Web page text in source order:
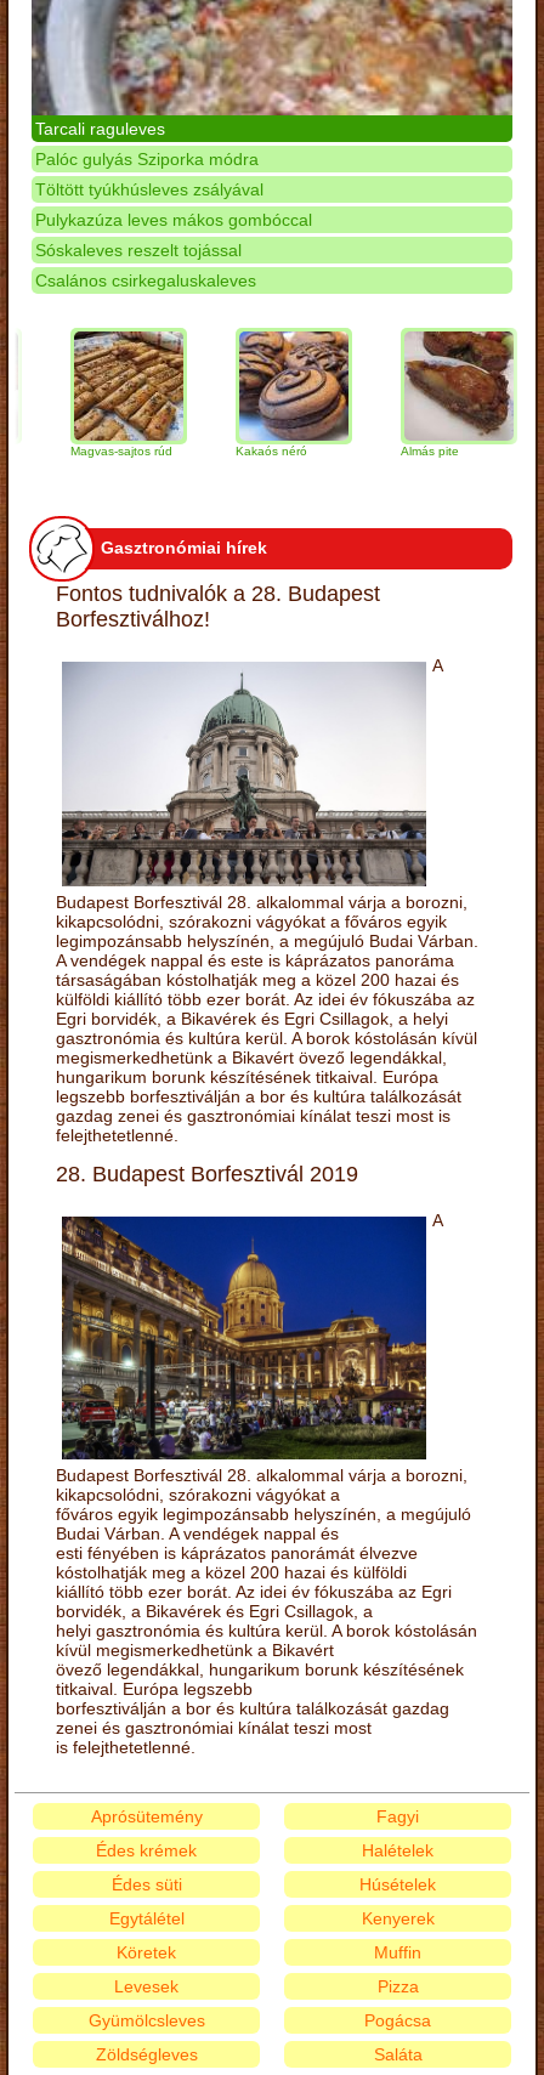
Tarcali raguleves
Palóc gulyás Sziporka módra
Töltött tyúkhúsleves zsályával
Pulykazúza leves mákos gombóccal
Sóskaleves reszelt tojással
Csalános csirkegaluskaleves
Magvas-sajtos rúd Kakaós néró Almás pite
Gasztronómiai hírek
Fontos tudnivalók a 28. Budapest
Borfesztiválhoz!
A
Budapest Borfesztivál 28. alkalommal várja a borozni,
kikapcsolódni, szórakozni vágyókat a főváros egyik
legimpozánsabb helyszínén, a megújuló Budai Várban.
A vendégek nappal és este is káprázatos panoráma
társaságában kóstolhatják meg a közel 200 hazai és
külföldi kiállító több ezer borát. Az idei év fókuszába az
Egri borvidék, a Bikavérek és Egri Csillagok, a helyi
gasztronómia és kultúra kerül. A borok kóstolásán kívül
megismerkedhetünk a Bikavért övező legendákkal,
hungarikum borunk készítésének titkaival. Európa
legszebb borfesztiválján a bor és kultúra találkozását
gazdag zenei és gasztronómiai kínálat teszi most is
felejthetetlenné.
28. Budapest Borfesztivál 2019
A
Budapest Borfesztivál 28. alkalommal várja a borozni,
kikapcsolódni, szórakozni vágyókat a
főváros egyik legimpozánsabb helyszínén, a megújuló
Budai Várban. A vendégek nappal és
esti fényében is káprázatos panorámát élvezve
kóstolhatják meg a közel 200 hazai és külföldi
kiállító több ezer borát. Az idei év fókuszába az Egri
borvidék, a Bikavérek és Egri Csillagok, a
helyi gasztronómia és kultúra kerül. A borok kóstolásán
kívül megismerkedhetünk a Bikavért
övező legendákkal, hungarikum borunk készítésének
titkaival. Európa legszebb
borfesztiválján a bor és kultúra találkozását gazdag
zenei és gasztronómiai kínálat teszi most
is felejthetetlenné.
Aprósütemény
Édes krémek
Édes süti
Egytálétel
Fagyi
Halételek
Húsételek
Kenyerek
Köretek
Levesek
Gyümölcsleves
Zöldségleves
Muffin
Pizza
Pogácsa
Saláta